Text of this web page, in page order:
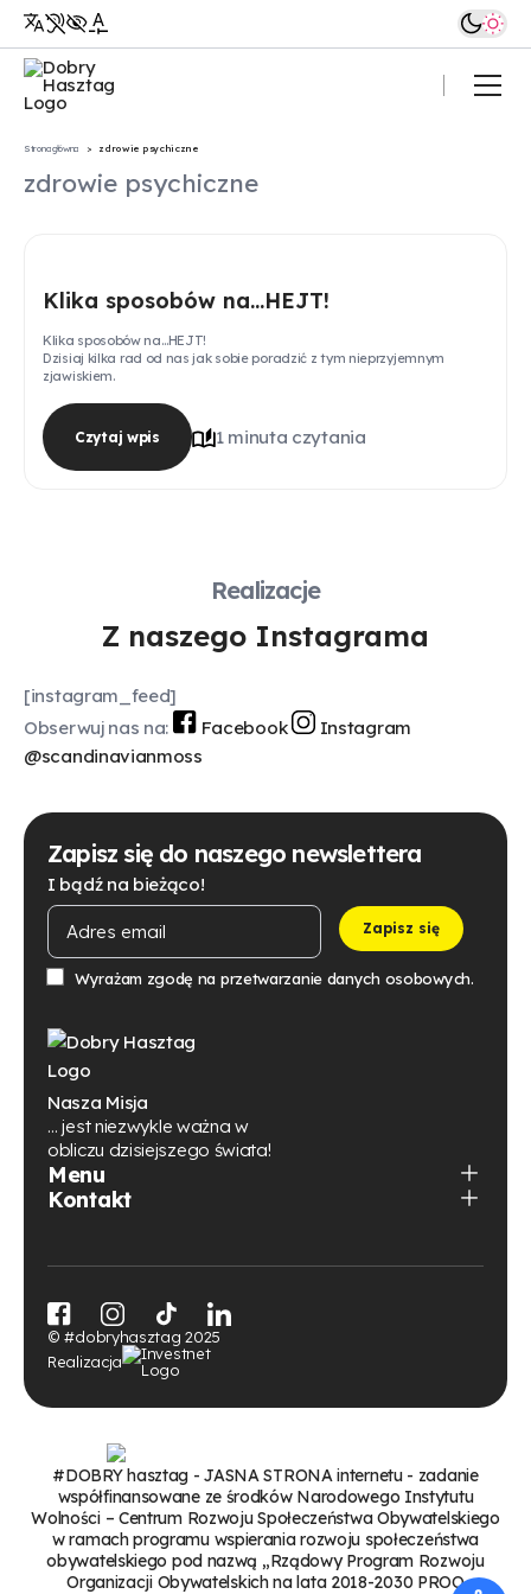
Pomiń
treści
Strona główna
Edukacja
Aktualności
Dla firm
Zostań partnerem
Strona główna > zdrowie psychiczne
zdrowie psychiczne
Klika sposobów na…HEJT!
Klika sposobów na…HEJT!
Dzisiaj kilka rad od nas jak sobie poradzić z tym nieprzyjemnym
zjawiskiem.
Czytaj wpis 1 minuta czytania
Realizacje
Z naszego Instagrama
[instagram_feed]
Obserwuj nas na:
Facebook
Instagram
@scandinavianmoss
Zapisz się do naszego newslettera
I bądź na bieżąco!
Wyrażam zgodę na przetwarzanie danych osobowych.
Nasza Misja
… jest niezwykle ważna w
obliczu dzisiejszego świata!
Menu
Kontakt
30-443 Kraków
Małopolskie
kontakt@dobryhasztag.pl
+48 667 044 477
© #dobryhasztag 2025
Realizacja
(otwiera
się
w
nowej
karcie)
(otwiera
się
w
nowej
karcie)
(otwiera
w
nowej
karcie)
(otwiera
się
się
w
nowej
karcie)
#DOBRY hasztag - JASNA STRONA internetu - zadanie
współfinansowane ze środków Narodowego Instytutu
Wolności – Centrum Rozwoju Społeczeństwa Obywatelskiego
w ramach programu wspierania rozwoju społeczeństwa
obywatelskiego pod nazwą „Rządowy Program Rozwoju
Organizacji Obywatelskich na lata 2018-2030 PROO